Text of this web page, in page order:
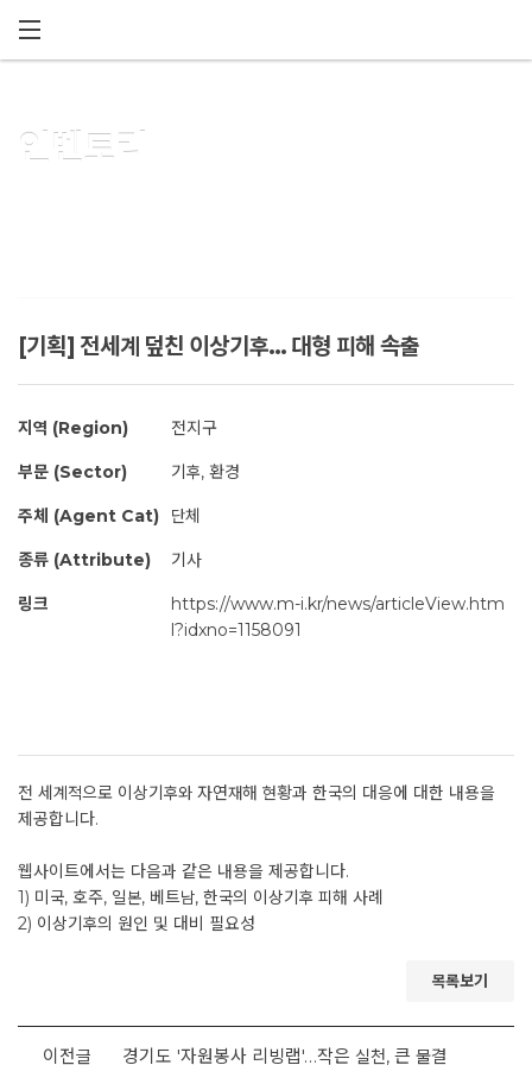
인벤토리
[기획] 전세계 덮친 이상기후... 대형 피해 속출
지역 (Region) 전지구
부문 (Sector) 기후, 환경
주체 (Agent Cat) 단체
종류 (Attribute) 기사
링크
https://www.m-i.kr/news/articleView.htm
l?idxno=1158091
전 세계적으로 이상기후와 자연재해 현황과 한국의 대응에 대한 내용을
제공합니다.
웹사이트에서는 다음과 같은 내용을 제공합니다.
1) 미국, 호주, 일본, 베트남, 한국의 이상기후 피해 사례
2) 이상기후의 원인 및 대비 필요성
목록보기
이전글 경기도 '자원봉사 리빙랩'…작은 실천, 큰 물결